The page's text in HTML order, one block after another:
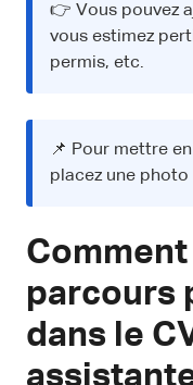
👉 Vous pouvez
vous estimez
permis, etc.
📌 Pour mettre
placez une
parcours
dans le